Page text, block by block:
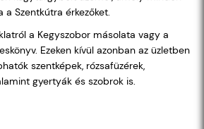
a Szentkútra érkezőket.
a Kegyszobor másolata vagy a
Ezeken kívül azonban az üzletben
szentképek, rózsafüzérek,
gyertyák és szobrok is.